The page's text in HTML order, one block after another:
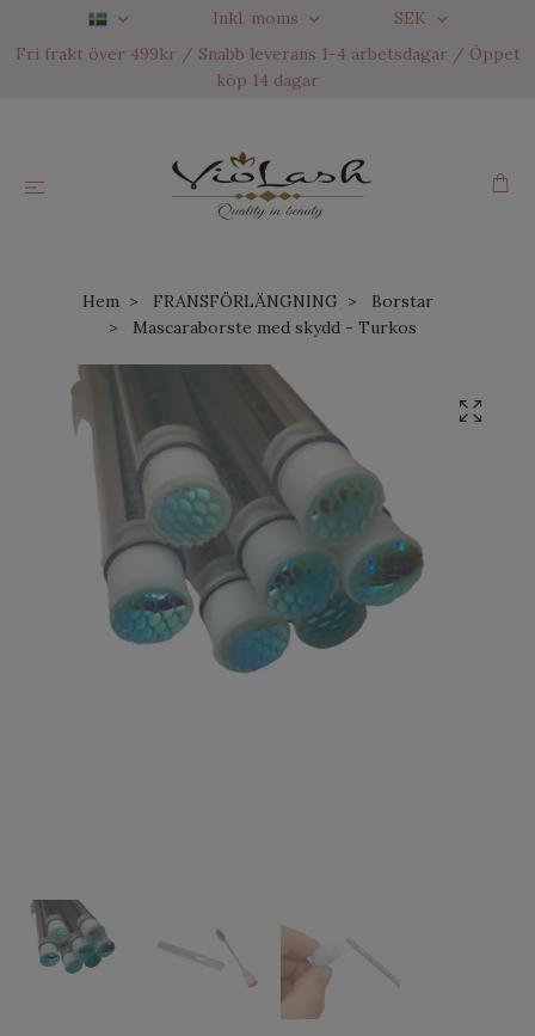
Inkl. moms
SEK
Fri frakt över 499kr / Snabb leverans 1-4 arbetsdagar / Öppet
köp 14 dagar
Hem FRANSFÖRLÄNGNING
Borstar
Mascaraborste med skydd - Turkos